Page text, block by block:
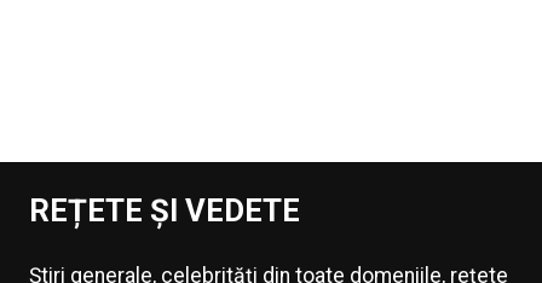
REȚETE ȘI VEDETE
Știri generale, celebrități din toate domeniile, rețete